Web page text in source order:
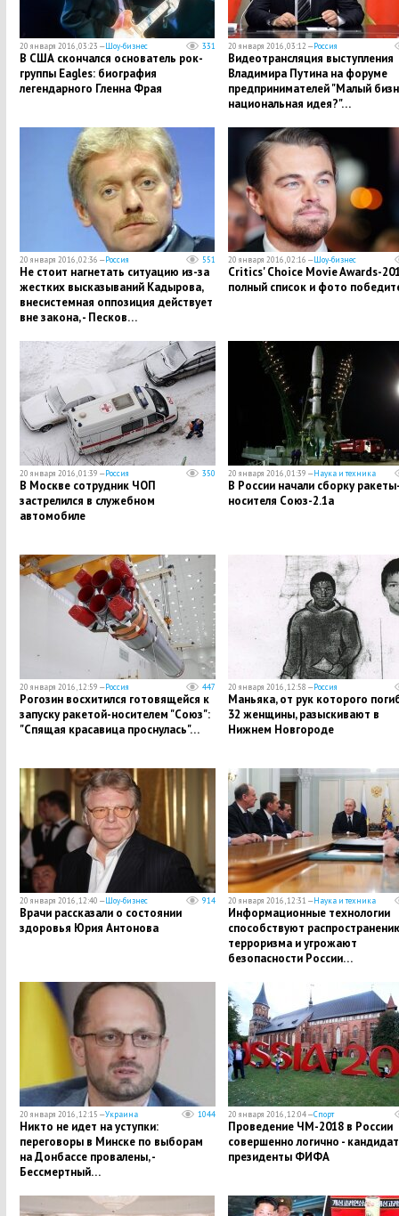
20 января 2016, 03:23 —Шоу-бизнес 331
В США скончался основатель рок-
группы Eagles: биография
легендарного Гленна Фрая
20 января 2016, 03:12 —Россия
Видеотрансляция выступления
Владимира Путина на форуме
предпринимателей "Малый
национальная идея?"…
20 января 2016, 02:36 —Россия 551
Не стоит нагнетать ситуацию из-за
жестких высказываний Кадырова,
внесистемная оппозиция действует
вне закона, - Песков…
20 января 2016, 02:16 —Шоу-бизнес
Critics' Choice Movie Awards-
полный список и фото
20 января 2016, 01:39 —Россия 350
В Москве сотрудник ЧОП
застрелился в служебном
автомобиле
20 января 2016, 01:39 —Наука и техника
В России начали сборку
носителя Союз-2.1a
20 января 2016, 12:59 —Россия 447
Рогозин восхитился готовящейся к
запуску ракетой-носителем "Союз":
"Спящая красавица проснулась"…
20 января 2016, 12:58 —Россия
Маньяка, от рук которого
32 женщины, разыскивают в
Нижнем Новгороде
20 января 2016, 12:40 —Шоу-бизнес 914
Врачи рассказали о состоянии
здоровья Юрия Антонова
20 января 2016, 12:31 —Наука и техника
Информационные технологии
способствуют
терроризма и угрожают
безопасности России…
20 января 2016, 12:15 —Украина 1044
Никто не идет на уступки:
переговоры в Минске по выборам
на Донбассе провалены, -
Бессмертный…
20 января 2016, 12:04 —Спорт
Проведение ЧМ-2018 в России
совершенно логично -
президенты ФИФА